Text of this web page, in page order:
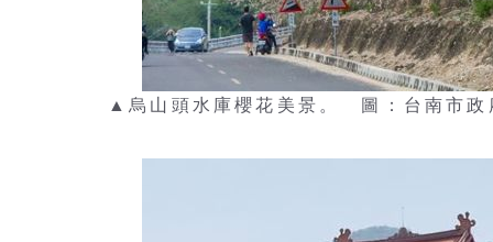
▲烏山頭水庫櫻花美景。 圖：台南市政